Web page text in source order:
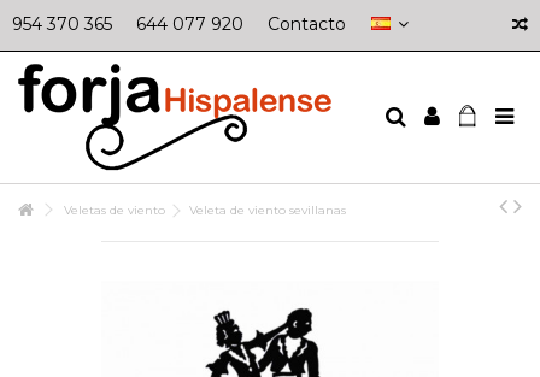
954 370 365 644 077 920 Contacto
Veletas de viento Veleta de viento sevillanas